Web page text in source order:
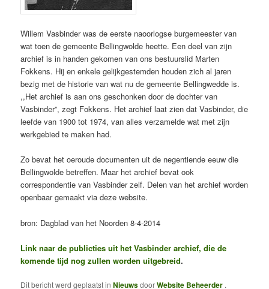
Willem Vasbinder was de eerste naoorlogse burgemeester van
wat toen de gemeente Bellingwolde heette. Een deel van zijn
archief is in handen gekomen van ons bestuurslid Marten
Fokkens. Hij en enkele gelijkgestemden houden zich al jaren
bezig met de historie van wat nu de gemeente Bellingwedde is.
,,Het archief is aan ons geschonken door de dochter van
Vasbinder”, zegt Fokkens. Het archief laat zien dat Vasbinder, die
leefde van 1900 tot 1974, van alles verzamelde wat met zijn
werkgebied te maken had.
Zo bevat het oeroude documenten uit de negentiende eeuw die
Bellingwolde betreffen. Maar het archief bevat ook
correspondentie van Vasbinder zelf. Delen van het archief worden
openbaar gemaakt via deze website.
bron: Dagblad van het Noorden 8-4-2014
Link naar de publicties uit het Vasbinder archief, die de
komende tijd nog zullen worden uitgebreid.
Dit bericht werd geplaatst inNieuwsdoorWebsite Beheerder .